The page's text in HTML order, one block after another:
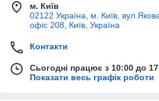
м. Київ
02122 Україна, м. Київ,
офіс 208, Київ, Україна
Контакти
Сьогодні працює з 10:00 до
Показати весь графік роботи